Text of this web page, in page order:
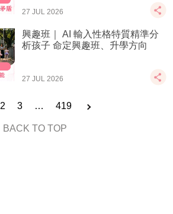
27 JUL 2026
興趣班｜ AI 輸入性格特質精準分
析孩子 命定興趣班、升學方向
27 JUL 2026
2 3 … 419
BACK TO TOP